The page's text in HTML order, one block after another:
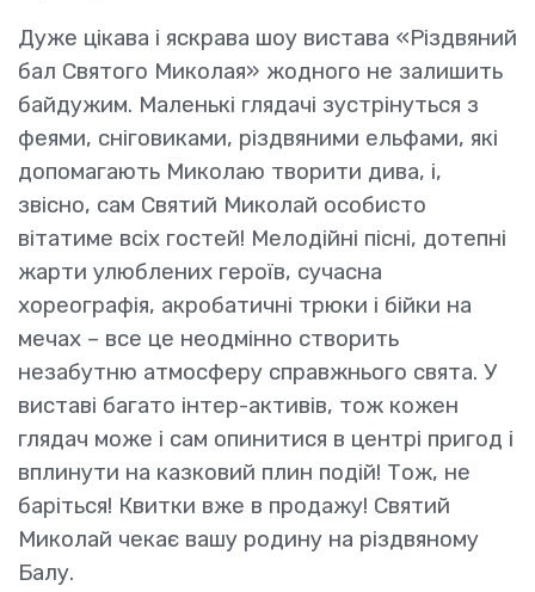
Дуже цікава і яскрава шоу вистава «Різдвяний
бал Святого Миколая» жодного не залишить
байдужим. Маленькі глядачі зустрінуться з
феями, сніговиками, різдвяними ельфами, які
допомагають Миколаю творити дива, і,
звісно, сам Святий Миколай особисто
вітатиме всіх гостей! Мелодійні пісні, дотепні
жарти улюблених героїв, сучасна
хореографія, акробатичні трюки і бійки на
мечах – все це неодмінно створить
незабутню атмосферу справжнього свята. У
виставі багато інтер-активів, тож кожен
глядач може і сам опинитися в центрі пригод і
вплинути на казковий плин подій! Тож, не
баріться! Квитки вже в продажу! Святий
Миколай чекає вашу родину на різдвяному
Балу.